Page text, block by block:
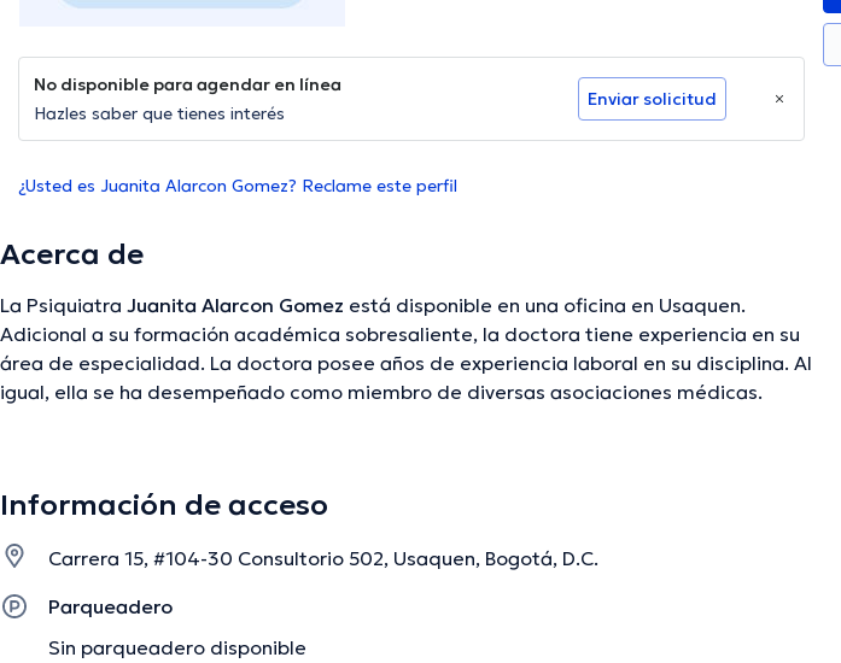
No disponible para agendar en línea
Hazles saber que tienes interés
Enviar solicitud
¿Usted es Juanita Alarcon Gomez? Reclame este perfil
Acerca de
La Psiquiatra Juanita Alarcon Gomez está disponible en una oficina en Usaquen.
Adicional a su formación académica sobresaliente, la doctora tiene experiencia en su
área de especialidad. La doctora posee años de experiencia laboral en su disciplina. Al
igual, ella se ha desempeñado como miembro de diversas asociaciones médicas.
La descripción fue editada por el equipo de doctoranytime, con base en información verificada.
Información de acceso
Carrera 15, #104-30 Consultorio 502, Usaquen, Bogotá, D.C.
Parqueadero
Sin parqueadero disponible